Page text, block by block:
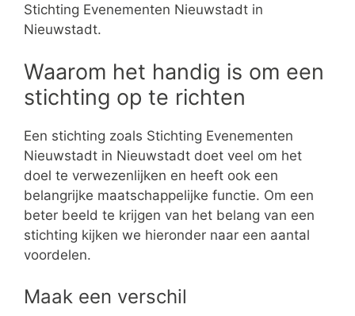
Stichting Evenementen Nieuwstadt in
Nieuwstadt.
Waarom het handig is om een
stichting op te richten
Een stichting zoals Stichting Evenementen
Nieuwstadt in Nieuwstadt doet veel om het
doel te verwezenlijken en heeft ook een
belangrijke maatschappelijke functie. Om een
beter beeld te krijgen van het belang van een
stichting kijken we hieronder naar een aantal
voordelen.
Maak een verschil